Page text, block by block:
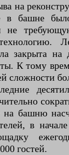
на
в башне
не
закрыта на
К тому
сложности
на башню
в
гостей.